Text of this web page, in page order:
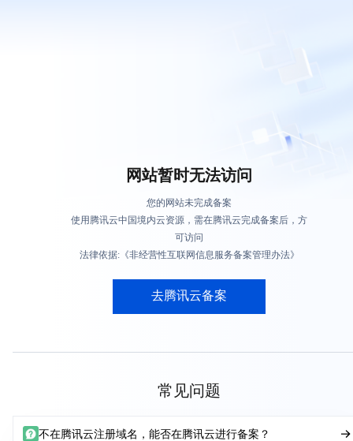
网站暂时无法访问
您的网站未完成备案
使用腾讯云中国境内云资源，需在腾讯云完成备案后，方
可访问
法律依据:《非经营性互联网信息服务备案管理办法》
去腾讯云备案
常见问题
不在腾讯云注册域名，能否在腾讯云进行备案？